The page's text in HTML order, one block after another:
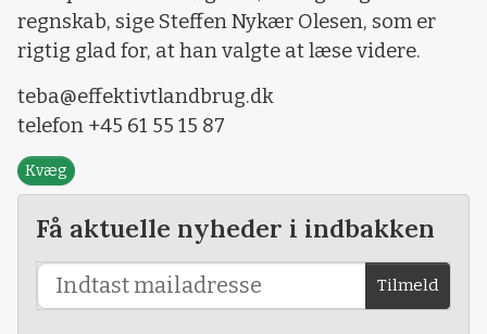
regnskab, sige Steffen Nykær Olesen, som er
rigtig glad for, at han valgte at læse videre.
teba@effektivtlandbrug.dk
telefon +45 61 55 15 87
Kvæg
Få aktuelle nyheder i indbakken
Tilmeld